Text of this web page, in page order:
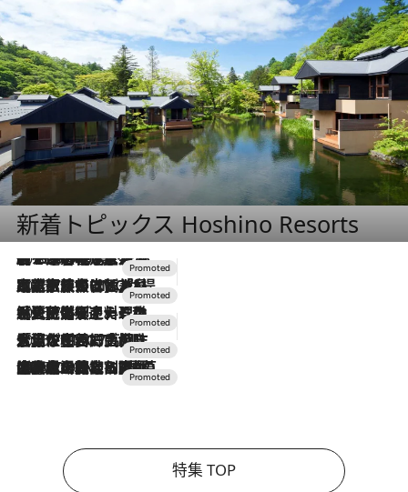
新着トピックス Hoshino Resorts
2026.8.7
【トンボの足水浴】ヒノキの香りに包まれて涼感マックス！約13℃の湧水かけ流しを避暑地「星野温泉 トンボの湯」で体験
2026.7.31
【ホテル帰省】という選択肢をOMOが提案。家族とほどよい距離を保つには「昼は実家、夜は気兼ねなくホテルで！」
2026.7.24
【夏限定ディナーコース】旬を迎える稚鮎や花ズッキーニなどをイタリア・トスカーナの郷土料理の手法で満喫！
2026.7.17
「土佐和ハーブかき氷」がOMO7高知に登場！生姜、山椒、大葉など目にも舌にも涼を呼ぶ郷土の味
2026.7.10
NEW OPEN！【界 草津】名湯の地に誕生。趣の異なる2種の温泉と上州ならではの会席・蕎麦割烹など美食を味わう究極の癒やし旅
特集 TOP